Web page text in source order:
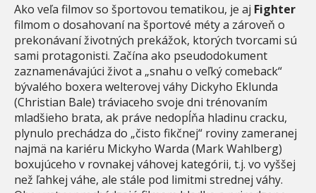
Ako veľa filmov so športovou tematikou, je aj Fighter
filmom o dosahovaní na športové méty a zároveň o
prekonávaní životných prekážok, ktorých tvorcami sú
sami protagonisti. Začína ako pseudodokument
zaznamenávajúci život a „snahu o veľký comeback“
bývalého boxera welterovej váhy Dickyho Eklunda
(Christian Bale) tráviaceho svoje dni trénovaním
mladšieho brata, ak práve nedopĺňa hladinu cracku,
plynulo prechádza do „čisto fikčnej“ roviny zameranej
najmä na kariéru Mickyho Warda (Mark Wahlberg)
boxujúceho v rovnakej váhovej kategórii, t.j. vo vyššej
než ľahkej váhe, ale stále pod limitmi strednej váhy.